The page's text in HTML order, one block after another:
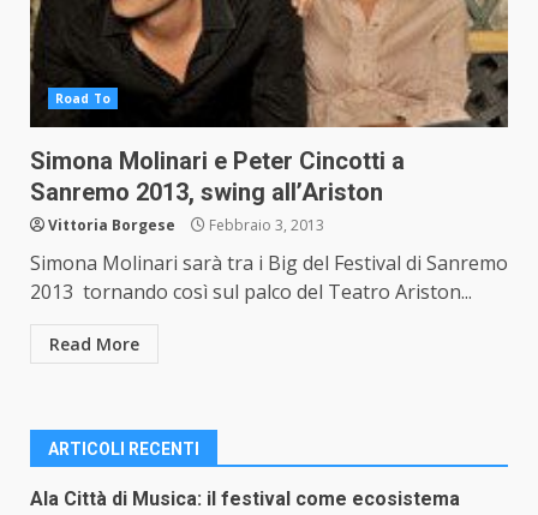
Road To
Simona Molinari e Peter Cincotti a
Sanremo 2013, swing all’Ariston
Vittoria Borgese Febbraio 3, 2013
Simona Molinari sarà tra i Big del Festival di Sanremo
2013 tornando così sul palco del Teatro Ariston...
Read More
ARTICOLI RECENTI
Ala Città di Musica: il festival come ecosistema